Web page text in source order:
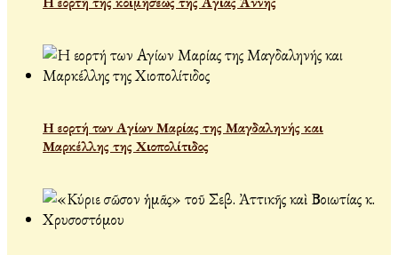
Η εορτή των Αγίων Μαρίας της Μαγδαληνής και
Μαρκέλλης της Χιοπολίτιδος